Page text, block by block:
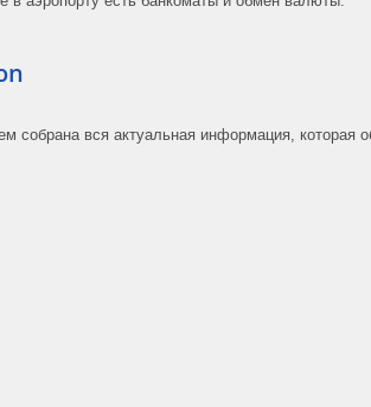
собрана вся актуальная информация, которая